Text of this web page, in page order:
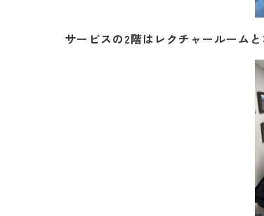
サービスの2階はレクチャールーム